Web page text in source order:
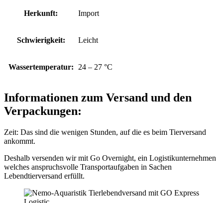
Herkunft: Import
Schwierigkeit: Leicht
Wassertemperatur: 24 – 27 °C
Informationen zum Versand und den
Verpackungen:
Zeit: Das sind die wenigen Stunden, auf die es beim Tierversand
ankommt.
Deshalb versenden wir mit Go Overnight, ein Logistikunternehmen
welches anspruchsvolle Transportaufgaben in Sachen
Lebendtierversand erfüllt.